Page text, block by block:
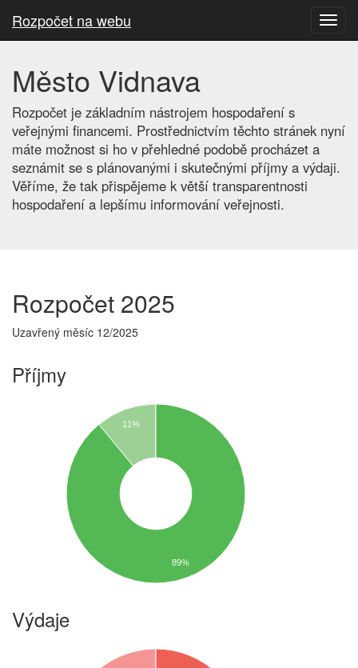
Rozpočet na webu
Město Vidnava
Rozpočet je základním nástrojem hospodaření s
veřejnými financemi. Prostřednictvím těchto stránek nyní
máte možnost si ho v přehledné podobě procházet a
seznámit se s plánovanými i skutečnými příjmy a výdaji.
Věříme, že tak přispějeme k větší transparentnosti
hospodaření a lepšímu informování veřejnosti.
Rozpočet 2025
Uzavřený měsíc 12/2025
Příjmy
11%
89%
Výdaje